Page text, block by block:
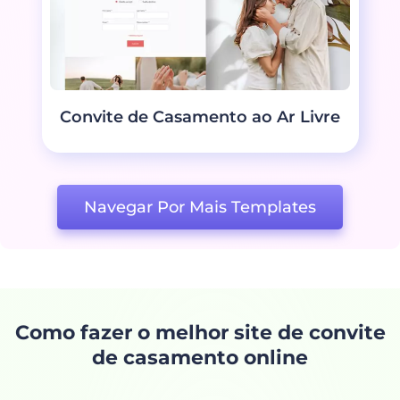
Convite de Casamento ao Ar Livre
Navegar Por Mais Templates
Como fazer o melhor site de convite
de casamento online